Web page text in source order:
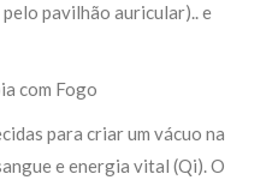
pavilhão auricular).. e
com Fogo
para criar um vácuo na
e energia vital (Qi). O